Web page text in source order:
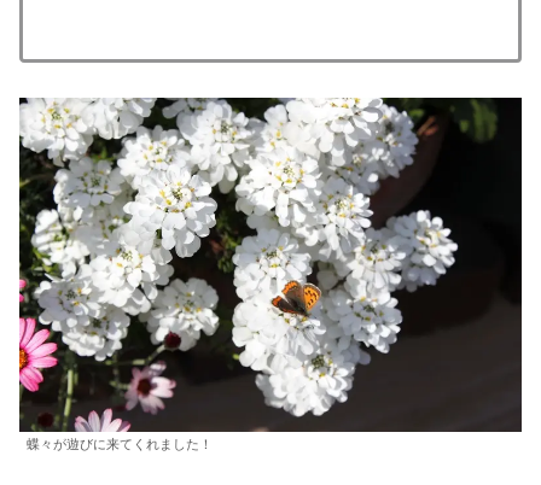
蝶々が遊びに来てくれました！